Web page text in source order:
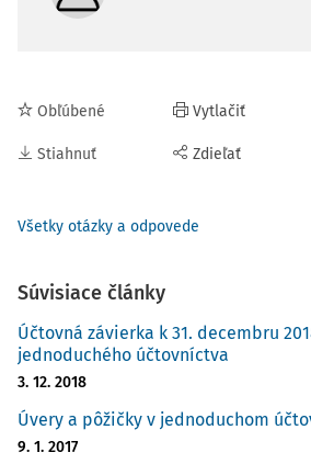
Obľúbené
Stiahnuť
Vytlačiť
Zdieľať
Všetky otázky a odpovede
Súvisiace články
Účtovná závierka k 31. decembru
jednoduchého účtovníctva
3. 12. 2018
Úvery a pôžičky v jednoduchom
9. 1. 2017